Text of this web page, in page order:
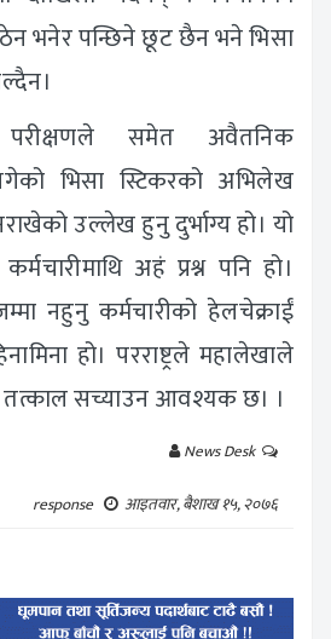
भनेर पन्छिने छूट छैन भने भिसा
समेत अवैतनिक
भिसा स्टिकरको अभिलेख
उल्लेख हुनु दुर्भाग्य हो। यो
अहं प्रश्न पनि हो।
नहुनु कर्मचारीको हेलचेक्राईं
हो। परराष्ट्रले महालेखाले
तत्काल सच्याउन आवश्यक छ। ।
News Desk
response
आइतवार, बैशाख १५, २०७६